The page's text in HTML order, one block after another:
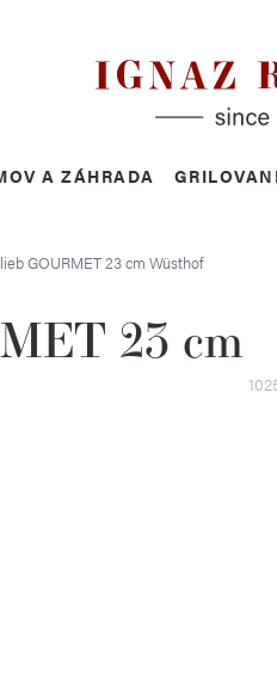
A ZÁHRADA
GOURMET 23 cm Wüsthof
23 cm